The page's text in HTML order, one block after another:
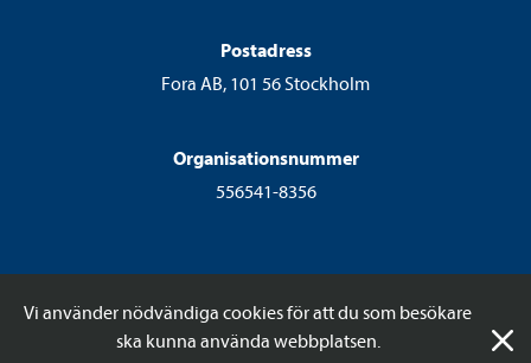
Vi använder nödvändiga cookies för att du som besökare
ska kunna använda webbplatsen.
Postadress
Fora AB, 101 56 Stockholm
Organisationsnummer
556541-8356
© 2026 Fora AB